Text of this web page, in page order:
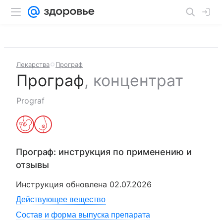
Лекарства Програф
Програф, концентрат
Prograf
Програф: инструкция по применению и
отзывы
Инструкция обновлена 02.07.2026
Действующее вещество
Состав и форма выпуска препарата